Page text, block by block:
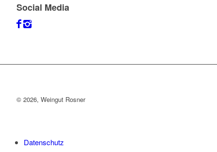
Social Media
© 2026, Weingut Rosner
Datenschutz